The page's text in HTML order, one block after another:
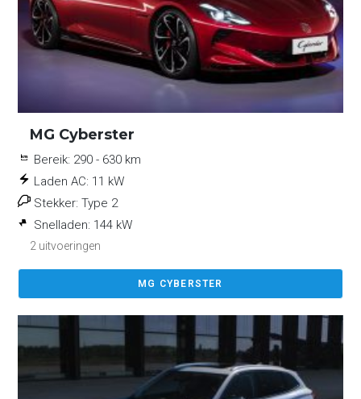
MG Cyberster
Bereik: 290 - 630 km
Laden AC: 11 kW
Stekker: Type 2
Snelladen: 144 kW
2 uitvoeringen
MG CYBERSTER